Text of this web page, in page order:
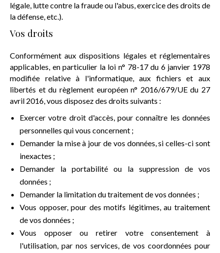
légale, lutte contre la fraude ou l'abus, exercice des droits de
la défense, etc.).
Vos droits
Conformément aux dispositions légales et réglementaires
applicables, en particulier la loi n° 78-17 du 6 janvier 1978
modifiée relative à l'informatique, aux fichiers et aux
libertés et du règlement européen n° 2016/679/UE du 27
avril 2016, vous disposez des droits suivants :
Exercer votre droit d'accès, pour connaître les données
personnelles qui vous concernent ;
Demander la mise à jour de vos données, si celles-ci sont
inexactes ;
Demander la portabilité ou la suppression de vos
données ;
Demander la limitation du traitement de vos données ;
Vous opposer, pour des motifs légitimes, au traitement
de vos données ;
Vous opposer ou retirer votre consentement à
l'utilisation, par nos services, de vos coordonnées pour